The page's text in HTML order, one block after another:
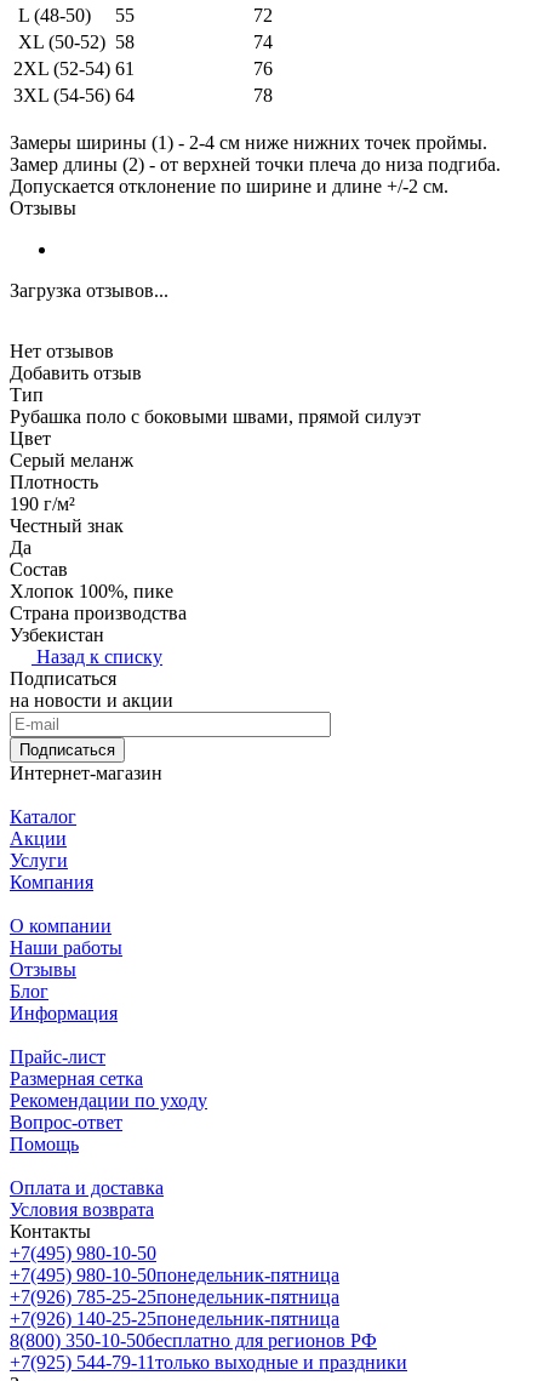
L (48-50)
55
72
XL (50-52) 58
74
2XL (52-54) 61
76
3XL (54-56) 64 78
Замеры ширины (1) - 2-4 см ниже нижних точек проймы.
Замер длины (2) - от верхней точки плеча до низа подгиба.
Допускается отклонение по ширине и длине +/-2 см.
Отзывы
Загрузка отзывов...
Нет отзывов
Добавить отзыв
Тип
Рубашка поло с боковыми швами, прямой силуэт
Цвет
Серый меланж
Плотность
190 г/м²
Честный знак
Да
Состав
Хлопок 100%, пике
Страна производства
Узбекистан
Назад к списку
Подписаться
на новости и акции
Подписаться
Интернет-магазин
Каталог
Акции
Услуги
Компания
О компании
Наши работы
Отзывы
Блог
Информация
Прайс-лист
Размерная сетка
Рекомендации по уходу
Вопрос-ответ
Помощь
Оплата и доставка
Условия возврата
Контакты
+7(495) 980-10-50
+7(495) 980-10-50понедельник-пятница
+7(926) 785-25-25понедельник-пятница
+7(926) 140-25-25понедельник-пятница
8(800) 350-10-50бесплатно для регионов РФ
+7(925) 544-79-11только выходные и праздники